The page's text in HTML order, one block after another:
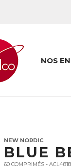
NOS
NEW NORDIC
BLUE
60 COMPRIMÉS -